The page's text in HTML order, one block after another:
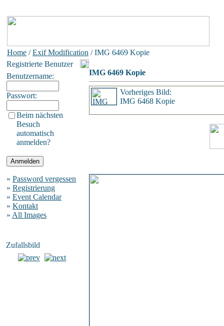
Home /Exif Modification / IMG 6469 Kopie
Registrierte Benutzer
Benutzername:
Passwort:
Beim nächsten
Besuch
automatisch
anmelden?
» Password vergessen
» Registrierung
» Event Calendar
» Kontakt
» All Images
Zufallsbild
IMG 6469 Kopie
Vorheriges Bild:
IMG 6468 Kopie